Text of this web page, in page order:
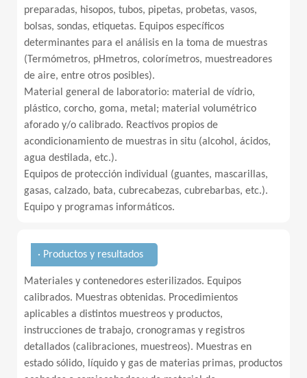
preparadas, hisopos, tubos, pipetas, probetas, vasos,
bolsas, sondas, etiquetas. Equipos específicos
determinantes para el análisis en la toma de muestras
(Termómetros, pHmetros, colorímetros, muestreadores
de aire, entre otros posibles).
Material general de laboratorio: material de vídrio,
plástico, corcho, goma, metal; material volumétrico
aforado y/o calibrado. Reactivos propios de
acondicionamiento de muestras in situ (alcohol, ácidos,
agua destilada, etc.).
Equipos de protección individual (guantes, mascarillas,
gasas, calzado, bata, cubrecabezas, cubrebarbas, etc.).
Equipo y programas informáticos.
· Productos y resultados
Materiales y contenedores esterilizados. Equipos
calibrados. Muestras obtenidas. Procedimientos
aplicables a distintos muestreos y productos,
instrucciones de trabajo, cronogramas y registros
detallados (calibraciones, muestreos). Muestras en
estado sólido, líquido y gas de materias primas, productos